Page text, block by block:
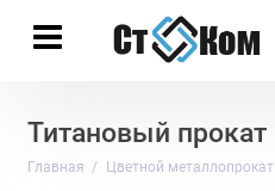
Титановый прокат
Главная Цветной металлопрокат